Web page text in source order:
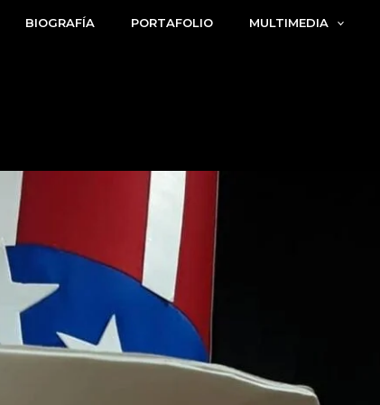
BIOGRAFÍA PORTAFOLIO MULTIMEDIA